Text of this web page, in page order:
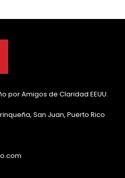
por Amigos de Claridad EEUU.
San Juan, Puerto Rico